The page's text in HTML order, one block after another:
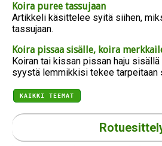
Koira puree tassujaan
Artikkeli käsittelee syitä siihen,
tassujaan.
Koira pissaa sisälle, koira
Koiran tai kissan pissan haju
syystä lemmikkisi tekee tarpeitaan
KAIKKI TEEMAT